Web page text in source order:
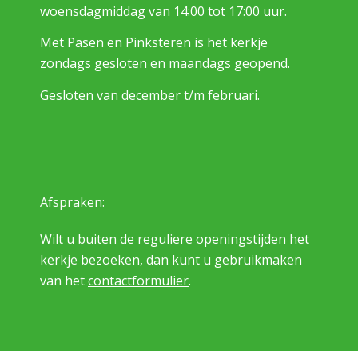
woensdagmiddag van 14:00 tot 17:00 uur.
Met Pasen en Pinksteren is het kerkje
zondags gesloten en maandags geopend.
Gesloten van december t/m februari.
Afspraken:
Wilt u buiten de reguliere openingstijden het
kerkje bezoeken, dan kunt u gebruikmaken
van hetcontactformulier.